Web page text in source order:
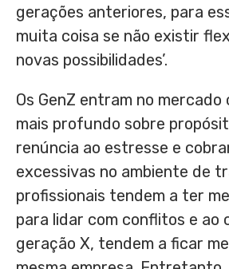
gerações anteriores, para
muita coisa se não existir
novas possibilidades’.
Os GenZ entram no mercado
mais profundo sobre
renúncia ao estresse e
excessivas no ambiente de
profissionais tendem a ter
para lidar com conflitos e ao
geração X, tendem a ficar